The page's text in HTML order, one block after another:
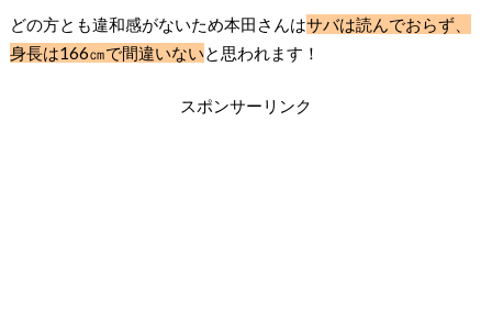
どの方とも違和感がないため本田さんはサバは読んでおらず、
身長は166㎝で間違いないと思われます！
スポンサーリンク